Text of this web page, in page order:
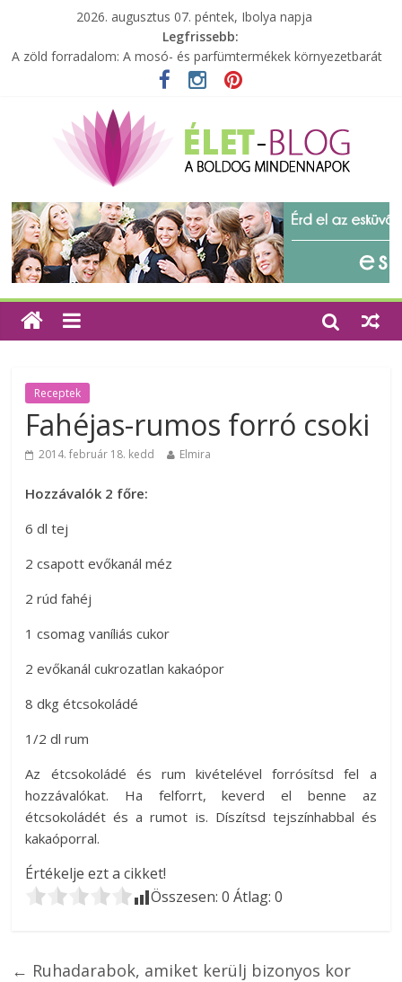
2026. augusztus 07. péntek, Ibolya napja
Legfrissebb:
Különleges tömörfa ládák Indiából
A zöld forradalom: A mosó- és parfümtermékek környezetbarát
szempontjainak erősítése
Elérhető zöld energia mindenki számára
Tartalék ajándék, amit szívesen megtartasz magadnak
Receptek
Fahéjas-rumos forró csoki
2014. február 18. kedd Elmira
Hozzávalók 2 főre:
6 dl tej
2 csapott evőkanál méz
2 rúd fahéj
1 csomag vaníliás cukor
2 evőkanál cukrozatlan kakaópor
8 dkg étcsokoládé
1/2 dl rum
Az étcsokoládé és rum kivételével forrósítsd fel a
hozzávalókat. Ha felforrt, keverd el benne az
étcsokoládét és a rumot is. Díszítsd tejszínhabbal és
kakaóporral.
Értékelje ezt a cikket!
Összesen:0 Átlag:0
← Ruhadarabok, amiket kerülj bizonyos kor